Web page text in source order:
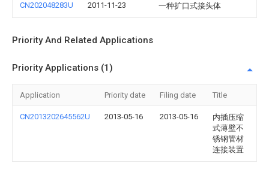
CN202048283U 2011-11-23 一种扩口式接头体
Priority And Related Applications
Priority Applications (1)
Application Priority date Filing date Title
CN2013202645562U 2013-05-16 2013-05-16
内插压缩
式薄壁不
锈钢管材
连接装置